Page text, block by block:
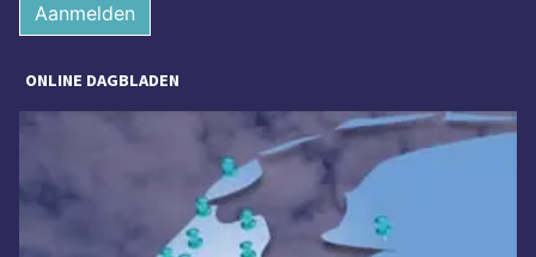
Aanmelden
ONLINE DAGBLADEN